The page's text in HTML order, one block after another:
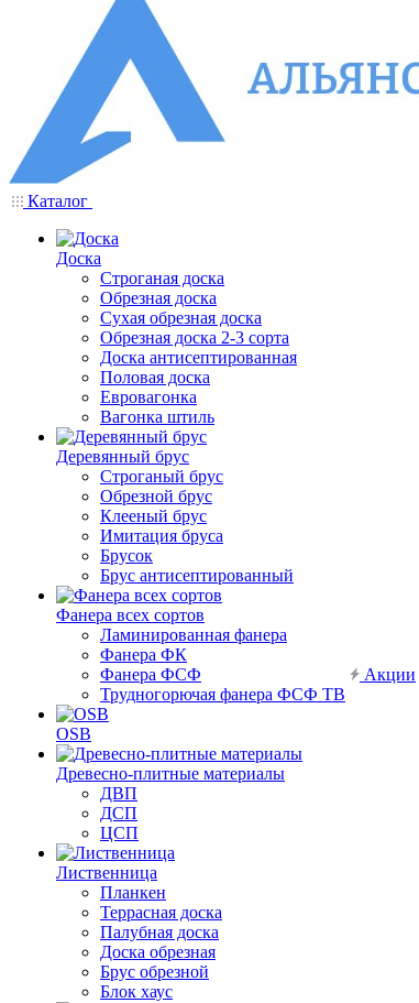
Каталог
Доска
Строганая доска
Обрезная доска
Сухая обрезная доска
Обрезная доска 2-3 сорта
Доска антисептированная
Половая доска
Евровагонка
Вагонка штиль
Деревянный брус
Строганый брус
Обрезной брус
Клееный брус
Имитация бруса
Брусок
Брус антисептированный
Фанера всех сортов
Ламинированная фанера
Фанера ФК
Фанера ФСФ
Трудногорючая фанера ФСФ ТВ
OSB
Древесно-плитные материалы
ДВП
ДСП
ЦСП
Лиственница
Планкен
Террасная доска
Палубная доска
Доска обрезная
Брус обрезной
Блок хаус
Акции